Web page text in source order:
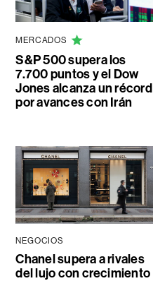
MERCADOS
S&P 500 supera los
7.700 puntos y el Dow
Jones alcanza un récord
por avances con Irán
NEGOCIOS
Chanel supera a rivales
del lujo con crecimiento